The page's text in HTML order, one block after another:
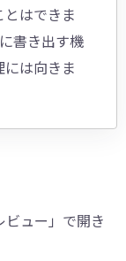
はできま
書き出す機
は向きま
ュー」で開き